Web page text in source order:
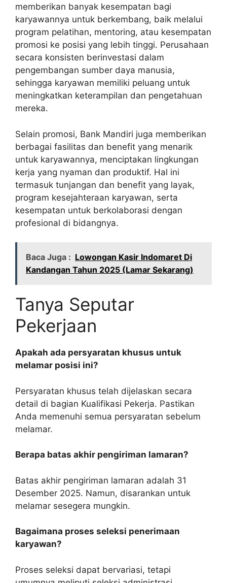
memberikan banyak kesempatan bagi
karyawannya untuk berkembang, baik melalui
program pelatihan, mentoring, atau kesempatan
promosi ke posisi yang lebih tinggi. Perusahaan
secara konsisten berinvestasi dalam
pengembangan sumber daya manusia,
sehingga karyawan memiliki peluang untuk
meningkatkan keterampilan dan pengetahuan
mereka.
Selain promosi, Bank Mandiri juga memberikan
berbagai fasilitas dan benefit yang menarik
untuk karyawannya, menciptakan lingkungan
kerja yang nyaman dan produktif. Hal ini
termasuk tunjangan dan benefit yang layak,
program kesejahteraan karyawan, serta
kesempatan untuk berkolaborasi dengan
profesional di bidangnya.
Baca Juga : Lowongan Kasir Indomaret Di
Kandangan Tahun 2025 (Lamar Sekarang)
Tanya Seputar
Pekerjaan
Apakah ada persyaratan khusus untuk
melamar posisi ini?
Persyaratan khusus telah dijelaskan secara
detail di bagian Kualifikasi Pekerja. Pastikan
Anda memenuhi semua persyaratan sebelum
melamar.
Berapa batas akhir pengiriman lamaran?
Batas akhir pengiriman lamaran adalah 31
Desember 2025. Namun, disarankan untuk
melamar sesegera mungkin.
Bagaimana proses seleksi penerimaan
karyawan?
Proses seleksi dapat bervariasi, tetapi